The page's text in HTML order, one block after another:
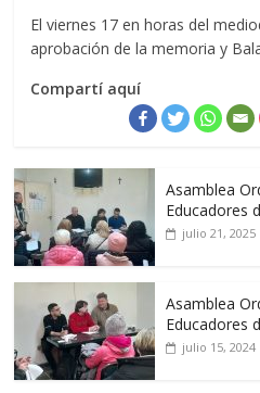
El viernes 17 en horas del
aprobación de la memoria y
Compartí aquí
Asamblea
Educadores
julio 21, 2025
Asamblea
Educadores
julio 15, 2024